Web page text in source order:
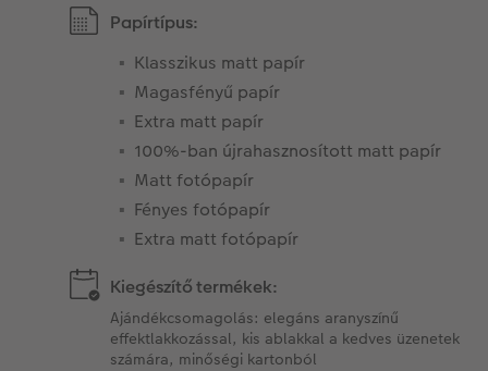
Papírtípus:
Klasszikus matt papír
Magasfényű papír
Extra matt papír
100%-ban újrahasznosított matt papír
Matt fotópapír
Fényes fotópapír
Extra matt fotópapír
Kiegészítő termékek:
Ajándékcsomagolás: elegáns aranyszínű
effektlakkozással, kis ablakkal a kedves üzenetek
számára, minőségi kartonból